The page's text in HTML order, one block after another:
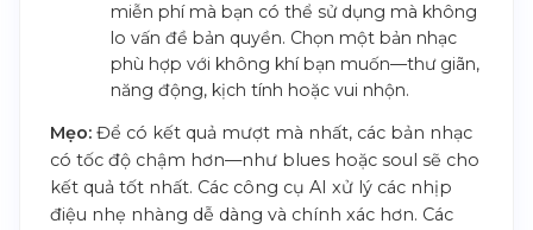
miễn phí mà bạn có thể sử dụng mà không
lo vấn đề bản quyền. Chọn một bản nhạc
phù hợp với không khí bạn muốn—thư giãn,
năng động, kịch tính hoặc vui nhộn.
Mẹo: Để có kết quả mượt mà nhất, các bản nhạc
có tốc độ chậm hơn—như blues hoặc soul sẽ cho
kết quả tốt nhất. Các công cụ AI xử lý các nhịp
điệu nhẹ nhàng dễ dàng và chính xác hơn. Các